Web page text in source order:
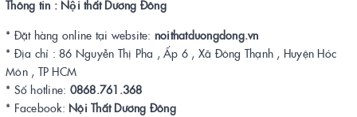
Thông tin : Nội thất Dương Đông
* Đặt hàng online tại website: noithatduongdong.vn
* Địa chỉ : 86 Nguyễn Thị Pha , Ấp 6 , Xã Đông Thạnh , Huyện Hóc
Môn , TP HCM
* Số hotline: 0868.761.368
* Facebook: Nội Thất Dương Đông